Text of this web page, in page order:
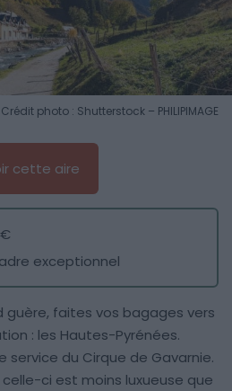
Crédit photo : Shutterstock – PHILIPIMAGE
cette aire
exceptionnel
guère, faites vos bagages vers
: les Hautes-Pyrénées.
service du Cirque de Gavarnie.
ci est moins luxueuse que